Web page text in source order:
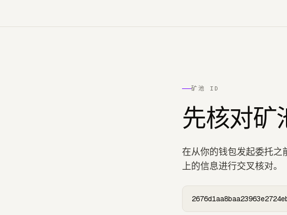
矿池 ID
先核对矿
在从你的钱包发起委托之
上的信息进行交叉核对。